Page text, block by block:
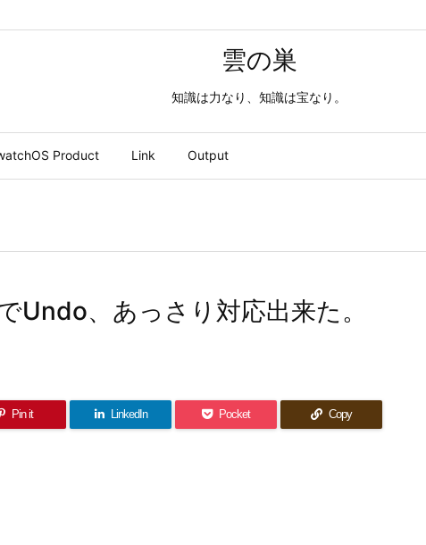
雲の巣
知識は力なり、知識は宝なり。
Product Link Output
Undo、あっさり対応出来た。
Pin it LinkedIn Pocket Copy